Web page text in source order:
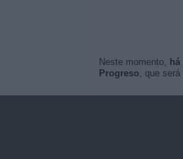
Neste momento,
Progreso, que será